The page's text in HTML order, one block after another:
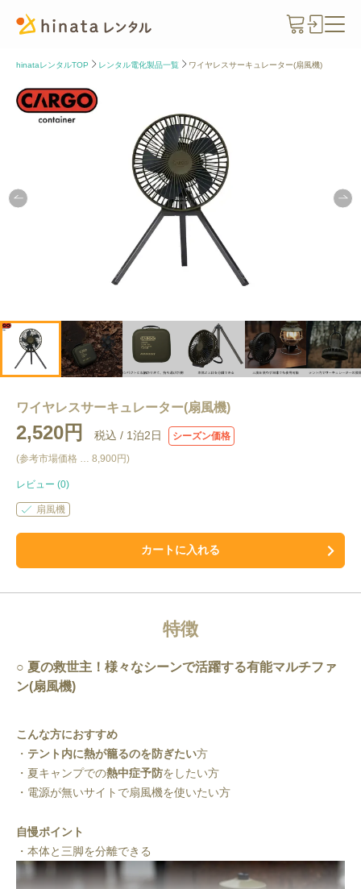
hinataレンタルTOP レンタル電化製品一覧 ワイヤレスサーキュレーター(扇風機)
ワイヤレスサーキュレーター(扇風機)
2,520円 税込 / 1泊2日
シーズン価格
(参考市場価格 … 8,900円)
レビュー (0)
扇風機
カートに入れる
特徴
夏の救世主！様々なシーンで活躍する有能マルチファ
ン(扇風機)
こんな方におすすめ
・ テント内に熱が籠るのを防ぎたい方
・夏キャンプでの熱中症予防をしたい方
・電源が無いサイトで扇風機を使いたい方
自慢ポイント
・本体と三脚を分離できる